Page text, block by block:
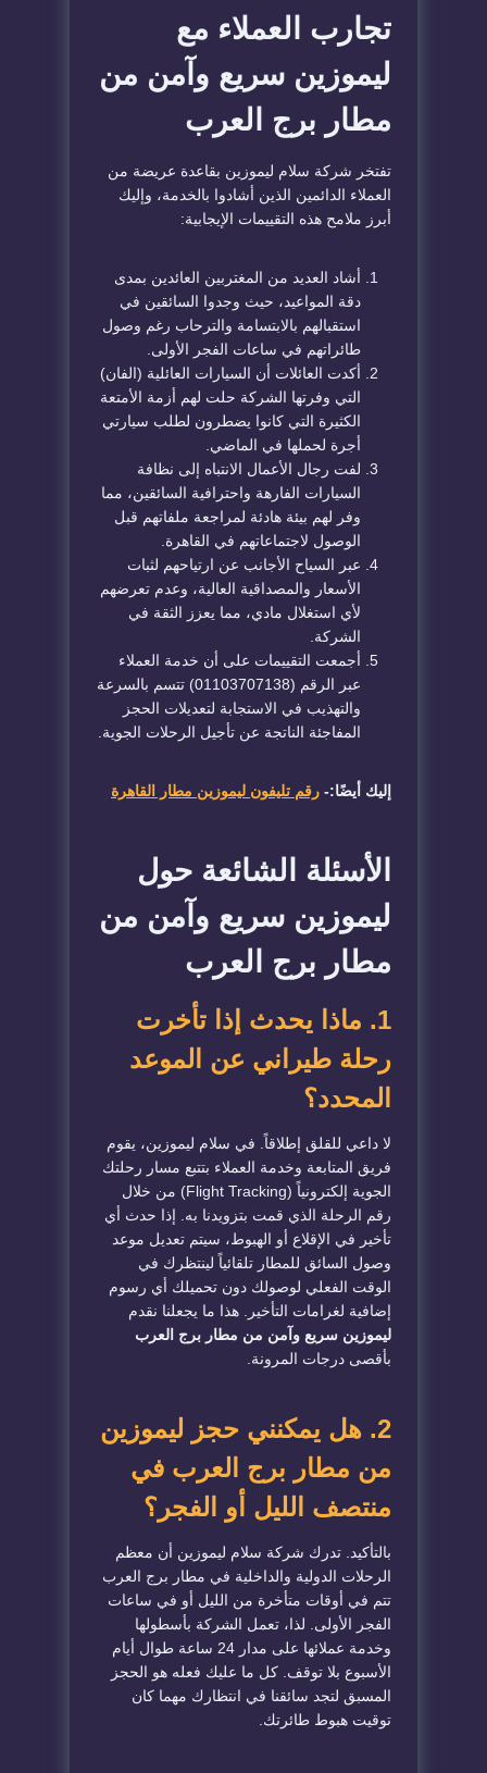
تجارب العملاء مع
ليموزين سريع وآمن من
مطار برج العرب
تفتخر شركة سلام ليموزين بقاعدة عريضة من
العملاء الدائمين الذين أشادوا بالخدمة، وإليك
أبرز ملامح هذه التقييمات الإيجابية:
أشاد العديد من المغتربين العائدين بمدى
دقة المواعيد، حيث وجدوا السائقين في
استقبالهم بالابتسامة والترحاب رغم وصول
طائراتهم في ساعات الفجر الأولى.
أكدت العائلات أن السيارات العائلية (الفان)
التي وفرتها الشركة حلت لهم أزمة الأمتعة
الكثيرة التي كانوا يضطرون لطلب سيارتي
أجرة لحملها في الماضي.
لفت رجال الأعمال الانتباه إلى نظافة
السيارات الفارهة واحترافية السائقين، مما
وفر لهم بيئة هادئة لمراجعة ملفاتهم قبل
الوصول لاجتماعاتهم في القاهرة.
عبر السياح الأجانب عن ارتياحهم لثبات
الأسعار والمصداقية العالية، وعدم تعرضهم
لأي استغلال مادي، مما يعزز الثقة في
الشركة.
أجمعت التقييمات على أن خدمة العملاء
عبر الرقم (01103707138) تتسم بالسرعة
والتهذيب في الاستجابة لتعديلات الحجز
المفاجئة الناتجة عن تأجيل الرحلات الجوية.
إليك أيضًا:- رقم تليفون ليموزين مطار القاهرة
الأسئلة الشائعة حول
ليموزين سريع وآمن من
مطار برج العرب
1. ماذا يحدث إذا تأخرت
رحلة طيراني عن الموعد
المحدد؟
لا داعي للقلق إطلاقاً. في سلام ليموزين، يقوم
فريق المتابعة وخدمة العملاء بتتبع مسار رحلتك
الجوية إلكترونياً (Flight Tracking) من خلال
رقم الرحلة الذي قمت بتزويدنا به. إذا حدث أي
تأخير في الإقلاع أو الهبوط، سيتم تعديل موعد
وصول السائق للمطار تلقائياً لينتظرك في
الوقت الفعلي لوصولك دون تحميلك أي رسوم
إضافية لغرامات التأخير. هذا ما يجعلنا نقدم
ليموزين سريع وآمن من مطار برج العرب
بأقصى درجات المرونة.
2. هل يمكنني حجز ليموزين
من مطار برج العرب في
منتصف الليل أو الفجر؟
بالتأكيد. تدرك شركة سلام ليموزين أن معظم
الرحلات الدولية والداخلية في مطار برج العرب
تتم في أوقات متأخرة من الليل أو في ساعات
الفجر الأولى. لذا، تعمل الشركة بأسطولها
وخدمة عملائها على مدار 24 ساعة طوال أيام
الأسبوع بلا توقف. كل ما عليك فعله هو الحجز
المسبق لتجد سائقنا في انتظارك مهما كان
توقيت هبوط طائرتك.